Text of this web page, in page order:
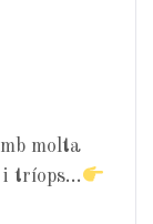
molta
i tríops…